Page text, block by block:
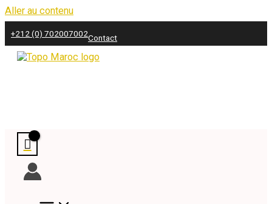
Aller au contenu
+212 (0) 702007002Contact